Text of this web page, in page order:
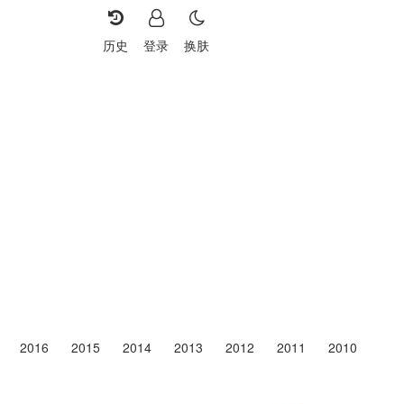
换肤
登录
历史
2016 2015 2014 2013 2012 2011 2010